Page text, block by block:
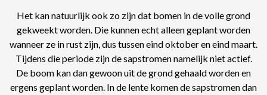
Het kan natuurlijk ook zo zijn dat bomen in de volle grond
gekweekt worden. Die kunnen echt alleen geplant worden
wanneer ze in rust zijn, dus tussen eind oktober en eind maart.
Tijdens die periode zijn de sapstromen namelijk niet actief.
De boom kan dan gewoon uit de grond gehaald worden en
ergens geplant worden. In de lente komen de sapstromen dan